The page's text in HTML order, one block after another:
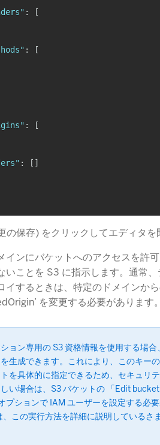
:
[
:
[
:
[
: [ ]
の保存) をクリックしてエディタ
インにバケットへのアクセスを許
いことを S3 に指示します。通常
イするときは、特定のドメインか
を変更する必要があります
ョン専用の S3 資格情報を使用する場
生成できます。これにより、このキー
を具体的に指定できるため、セキュリ
い場合は、S3 バケットの 「Edit
プションで IAM ユーザーを設定する必
、この実行方法を詳細に説明しているさ